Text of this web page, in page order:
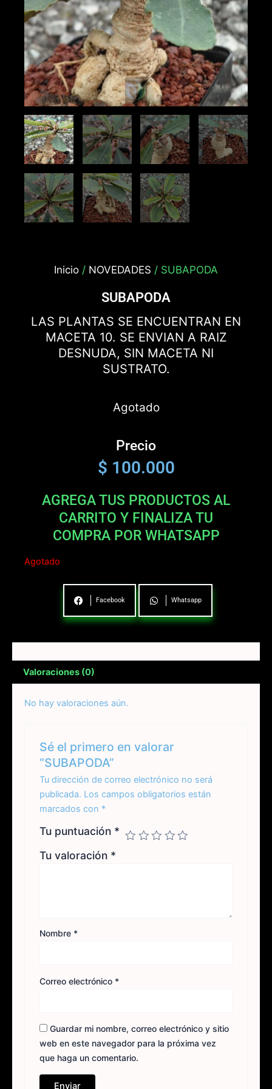
Inicio / NOVEDADES / SUBAPODA
SUBAPODA
LAS PLANTAS SE ENCUENTRAN EN
MACETA 10. SE ENVIAN A RAIZ
DESNUDA, SIN MACETA NI
SUSTRATO.
Agotado
Precio
$ 100.000
AGREGA TUS PRODUCTOS AL
CARRITO Y FINALIZA TU
COMPRA POR WHATSAPP
Agotado
Facebook Whatsapp
Valoraciones (0)
No hay valoraciones aún.
Sé el primero en valorar
“SUBAPODA”
Tu dirección de correo electrónico no será
publicada. Los campos obligatorios están
marcados con *
Tu puntuación *
Tu valoración *
Nombre *
Correo electrónico *
Guardar mi nombre, correo electrónico y sitio
web en este navegador para la próxima vez
que haga un comentario.